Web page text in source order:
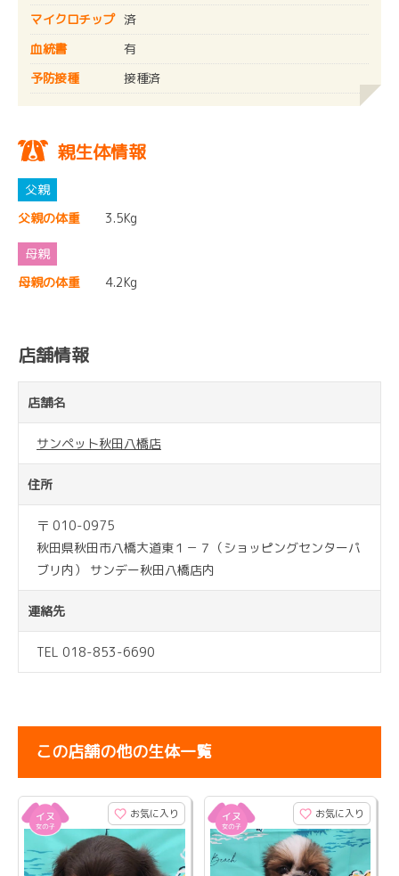
マイクロチップ 済
血統書
有
予防接種
接種済
親生体情報
父親の体重 3.5Kg
母親の体重 4.2Kg
店舗情報
店舗名
サンペット秋田八橋店
住所
〒 010-0975
秋田県秋田市八橋大道東１－７（ショッピングセンターパ
ブリ内） サンデー秋田八橋店内
連絡先
TEL 018-853-6690
この店舗の他の生体一覧
お気に入り お気に入り